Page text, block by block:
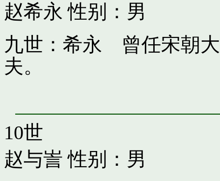
赵希永 性别：男
九世：希永 曾任宋朝
夫。
10世
赵与訔 性别：男